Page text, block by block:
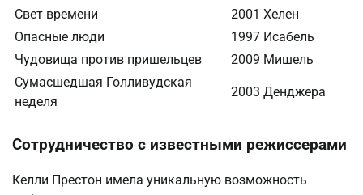
Свет времени
2001 Хелен
Опасные люди
1997 Исабель
Чудовища против пришельцев
2009 Мишель
Сумасшедшая Голливудская
неделя
2003 Денджера
Сотрудничество с известными режиссерами
Келли Престон имела уникальную возможность